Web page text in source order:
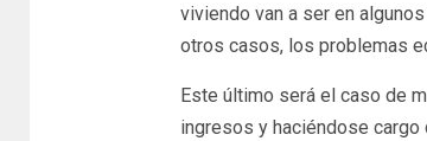
viviendo van a ser en
otros casos, los problemas
Este último será el caso de
ingresos y haciéndose